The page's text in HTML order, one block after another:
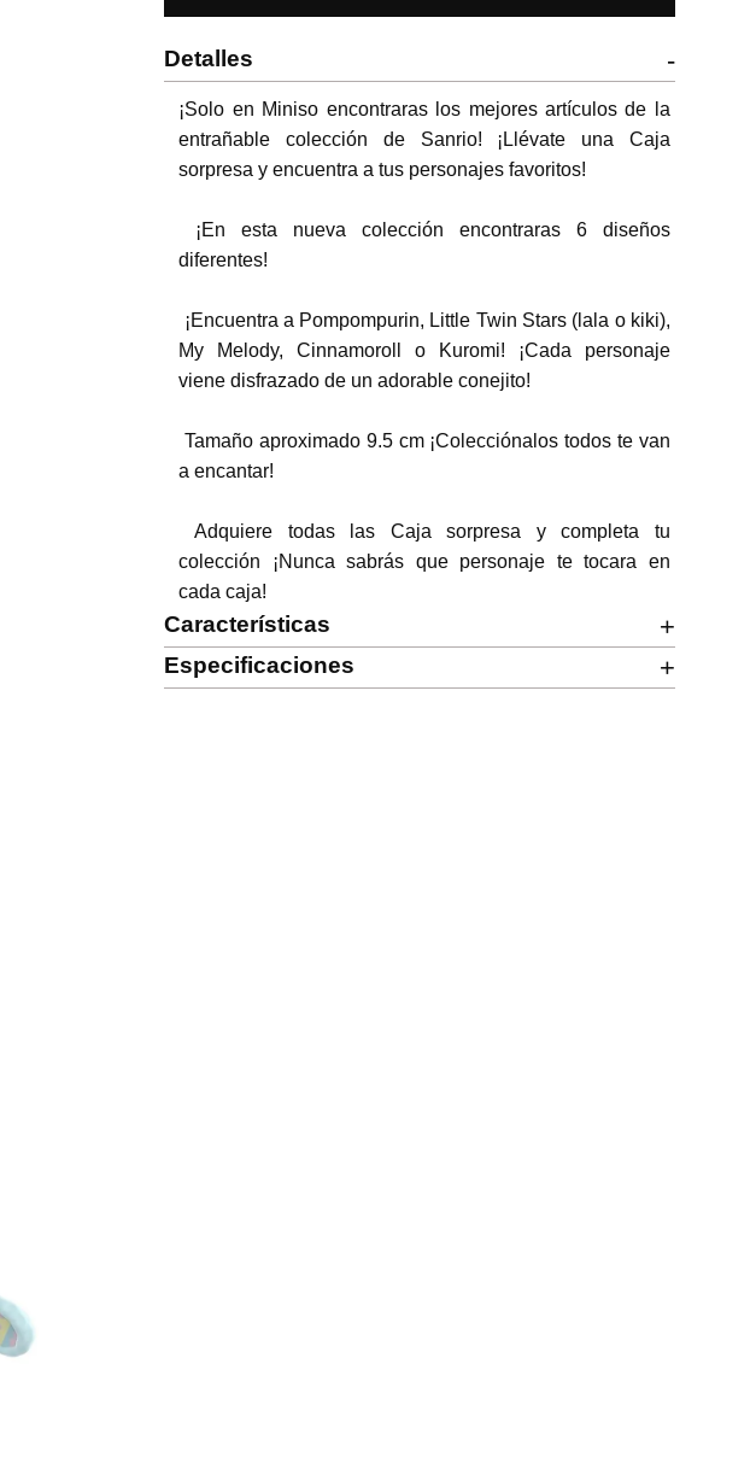
Detalles -
¡Solo en Miniso encontraras los mejores artículos de la
entrañable colección de Sanrio! ¡Llévate una Caja
sorpresa y encuentra a tus personajes favoritos!
diferentes!
My Melody, Cinnamoroll o Kuromi! ¡Cada personaje
viene disfrazado de un adorable conejito!
Tamaño aproximado 9.5 cm ¡Colecciónalos todos te van
a encantar!
colección ¡Nunca sabrás que personaje te tocara en
cada caja!
Características +
Especificaciones +